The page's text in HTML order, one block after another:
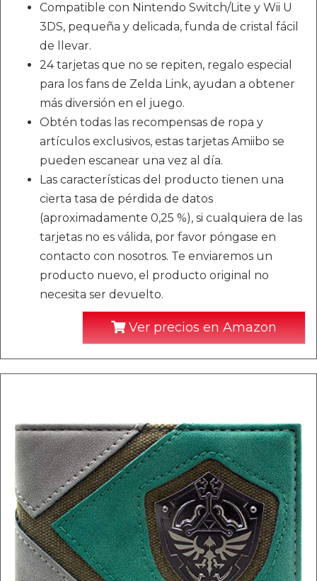
Compatible con Nintendo Switch/Lite y Wii U
3DS, pequeña y delicada, funda de cristal fácil
de llevar.
24 tarjetas que no se repiten, regalo especial
para los fans de Zelda Link, ayudan a obtener
más diversión en el juego.
Obtén todas las recompensas de ropa y
artículos exclusivos, estas tarjetas Amiibo se
pueden escanear una vez al día.
Las características del producto tienen una
cierta tasa de pérdida de datos
(aproximadamente 0,25 %), si cualquiera de las
tarjetas no es válida, por favor póngase en
contacto con nosotros. Te enviaremos un
producto nuevo, el producto original no
necesita ser devuelto.
Ver precios en Amazon